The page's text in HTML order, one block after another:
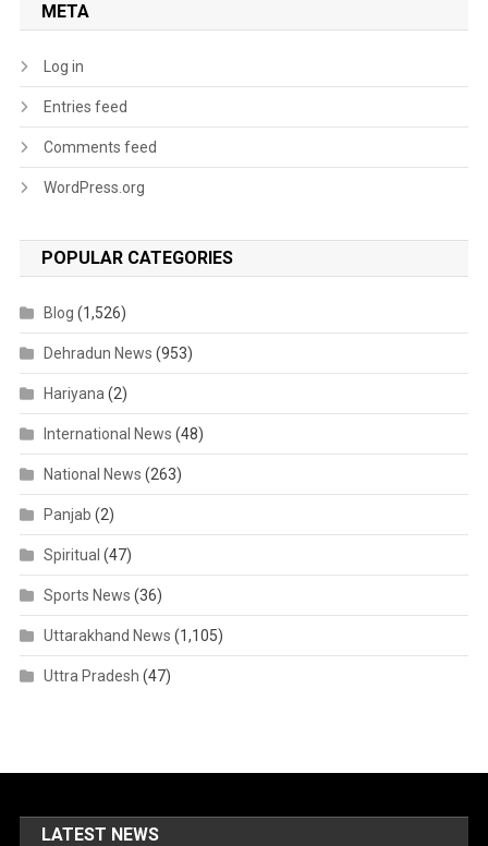
META
Log in
Entries feed
Comments feed
WordPress.org
POPULAR CATEGORIES
Blog (1,526)
Dehradun News (953)
Hariyana (2)
International News (48)
National News (263)
Panjab (2)
Spiritual (47)
Sports News (36)
Uttarakhand News (1,105)
Uttra Pradesh (47)
LATEST NEWS